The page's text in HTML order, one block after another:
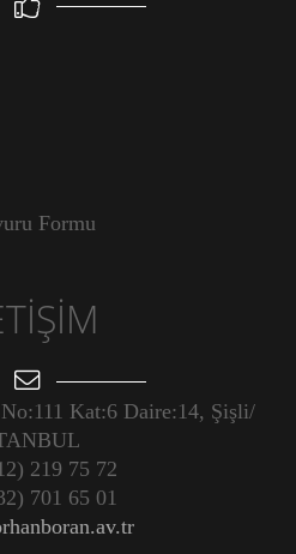
Formu
Kat:6 Daire:14, Şişli/
219 75 72
701 65 01